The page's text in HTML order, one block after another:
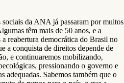
da ANA já passaram por muitos
têm mais de 50 anos, e a
reabertura democrática do Brasil no
a conquista de direitos depende de
e continuaremos mobilizando,
pressionando o governo e
adequadas. Sabemos também que o